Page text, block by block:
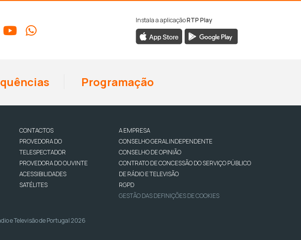
Instala a aplicaçãoRTP Play
Programação
CONTACTOS
PROVEDORA DO
TELESPECTADOR
PROVEDORA DO OUVINTE
ACESSIBILIDADES
SATÉLITES
A EMPRESA
CONSELHO GERAL INDEPENDENTE
CONSELHO DE OPINIÃO
CONTRATO DE CONCESSÃO DO SERVIÇO PÚBLICO
DE RÁDIO E TELEVISÃO
RGPD
GESTÃO DAS DEFINIÇÕES DE COOKIES
e Televisão de Portugal 2026